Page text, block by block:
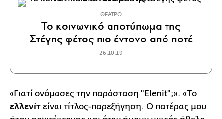
ΘΕΑΤΡΟ
Το κοινωνικό αποτύπωμα της
Στέγης φέτος πιο έντονο από ποτέ
26.10.19
«Γιατί ονόμασες την παράσταση "Elenit";». «Tο
ελλενίτ είναι τίτλος-παρεξήγηση. Ο πατέρας μου